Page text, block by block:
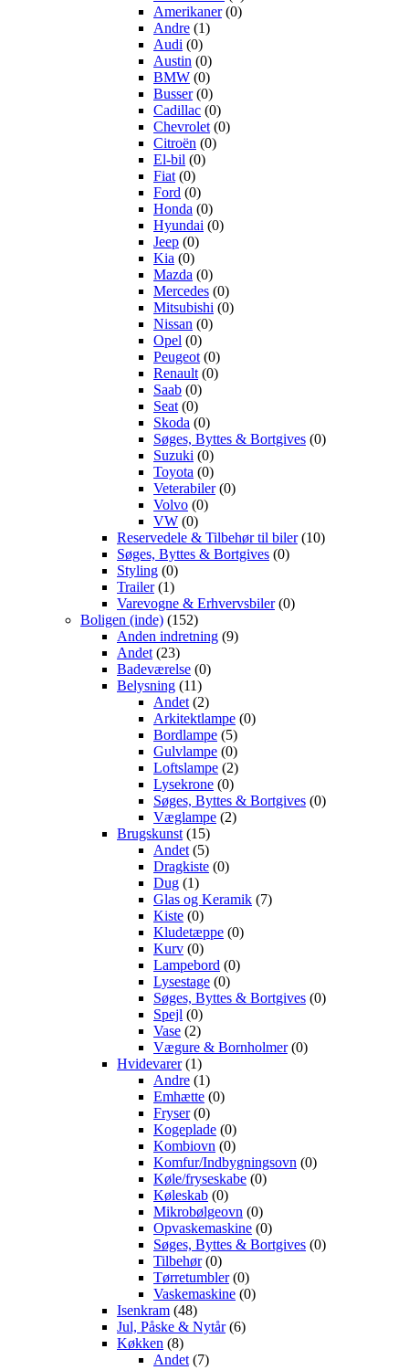
Amerikaner(0)
Andre (1)
Audi (0)
Austin (0)
BMW (0)
Busser(0)
Cadillac (0)
Chevrolet (0)
Citroën (0)
El-bil (0)
Fiat (0)
Ford (0)
Honda (0)
Hyundai (0)
Jeep (0)
Kia (0)
Mazda (0)
Mercedes (0)
Mitsubishi (0)
Nissan (0)
Opel (0)
Peugeot (0)
Renault (0)
Saab (0)
Seat (0)
Skoda (0)
Søges, Byttes & Bortgives (0)
Suzuki (0)
Toyota (0)
Veterabiler(0)
Volvo (0)
VW (0)
Reservedele & Tilbehør til biler(10)
Søges, Byttes & Bortgives (0)
Styling (0)
Trailer(1)
Varevogne & Erhvervsbiler(0)
Boligen (inde) (152)
Anden indretning (9)
Andet (23)
Badeværelse (0)
Belysning (11)
Andet (2)
Arkitektlampe (0)
Bordlampe (5)
Gulvlampe (0)
Loftslampe (2)
Lysekrone (0)
Søges, Byttes & Bortgives (0)
Væglampe (2)
Brugskunst (15)
Andet (5)
Dragkiste (0)
Dug (1)
Glas og Keramik (7)
Kiste (0)
Kludetæppe (0)
Kurv (0)
Lampebord (0)
Lysestage (0)
Søges, Byttes & Bortgives (0)
Spejl (0)
Vase (2)
Vægure & Bornholmer(0)
Hvidevarer(1)
Andre (1)
Emhætte (0)
Fryser(0)
Kogeplade (0)
Kombiovn (0)
Komfur/Indbygningsovn (0)
Køle/fryseskabe (0)
Køleskab (0)
Mikrobølgeovn (0)
Opvaskemaskine (0)
Søges, Byttes & Bortgives (0)
Tilbehør(0)
Tørretumbler(0)
Vaskemaskine (0)
Isenkram (48)
Jul, Påske & Nytår(6)
Køkken (8)
Andet (7)